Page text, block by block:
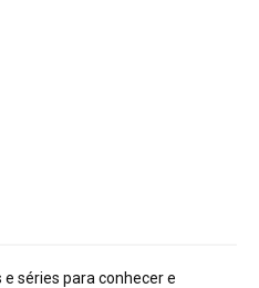
e séries para conhecer e